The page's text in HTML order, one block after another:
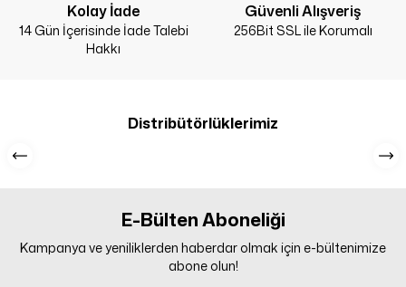
Kolay İade
14 Gün İçerisinde İade Talebi
Hakkı
Güvenli Alışveriş
256Bit SSL ile Korumalı
Distribütörlüklerimiz
E-Bülten Aboneliği
Kampanya ve yeniliklerden haberdar olmak için e-bültenimize
abone olun!